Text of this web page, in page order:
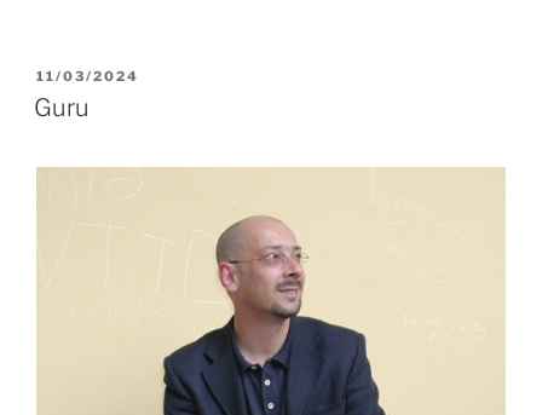
PUBBLICATO
IL
11/03/2024
Guru